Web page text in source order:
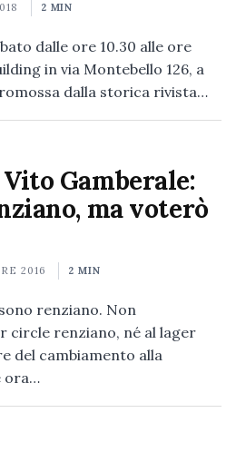
2 MIN
dalle ore 10.30 alle ore
in via Montebello 126, a
dalla storica rivista…
Gamberale:
ma voterò
2016 2 MIN
sono renziano. Non
circle renziano, né al lager
del cambiamento alla
ora…